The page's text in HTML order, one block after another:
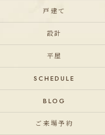
戸建て
設計
平屋
SCHEDULE
BLOG
ご来場予約